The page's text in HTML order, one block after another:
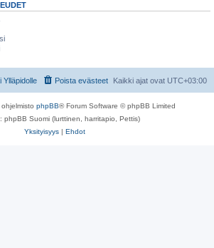
Kaikki ajat ovat UTC+03:00
Poista evästeet
Ylläpidolle
phpBB® Forum Software © phpBB Limited
phpBB Suomi (lurttinen, harritapio, Pettis)
Yksityisyys | Ehdot